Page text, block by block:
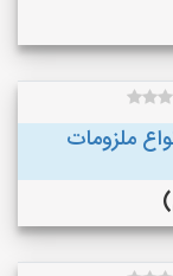
و۳۰وات وانواع ملزومات